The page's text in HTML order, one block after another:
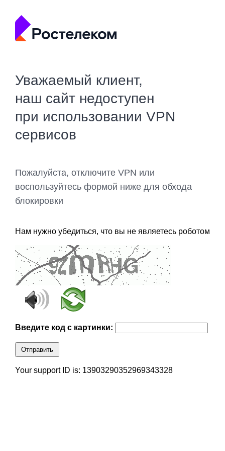
Уважаемый клиент,
наш сайт недоступен
при использовании VPN
сервисов
Пожалуйста, отключите VPN или
воспользуйтесь формой ниже для обхода
блокировки
Нам нужно убедиться, что вы не являетесь роботом
Введите код с картинки:
Отправить
Your support ID is: 13903290352969343328